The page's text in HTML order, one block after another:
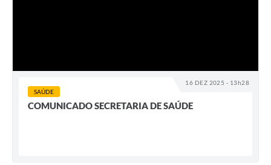
16 DEZ 2025 - 13h28
SAÚDE
COMUNICADO SECRETARIA DE SAÚDE